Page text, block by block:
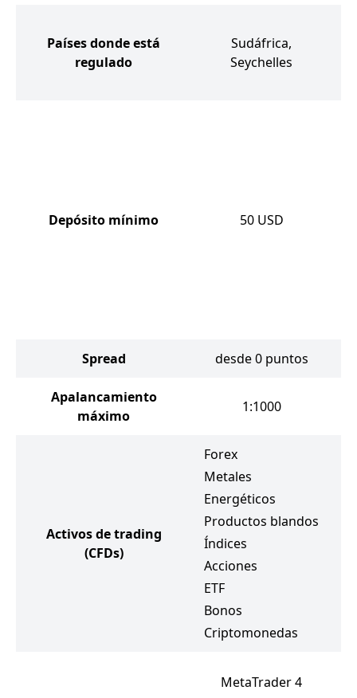
Países donde está
regulado
Sudáfrica,
Seychelles
Depósito mínimo 50 USD
Spread desde 0 puntos
Apalancamiento
máximo
1:1000
Activos de trading
(CFDs)
Forex
Metales
Energéticos
Productos blandos
Índices
Acciones
ETF
Bonos
Criptomonedas
MetaTrader 4